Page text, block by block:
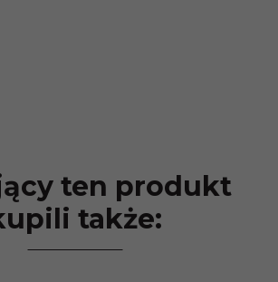
ten produkt
także: